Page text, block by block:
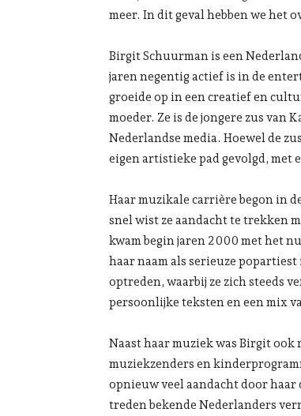
meer. In dit geval hebben we het
Birgit Schuurman is een
jaren negentig actief is in de
groeide op in een creatief en
moeder. Ze is de jongere zus van
Nederlandse media. Hoewel de
eigen artistieke pad gevolgd, met
Haar muzikale carrière begon in
snel wist ze aandacht te trekken
kwam begin jaren 2000 met het
haar naam als serieuze
optreden, waarbij ze zich steeds
persoonlijke teksten en een mix
Naast haar muziek was Birgit
muziekzenders en
opnieuw veel aandacht door
treden bekende Nederlanders